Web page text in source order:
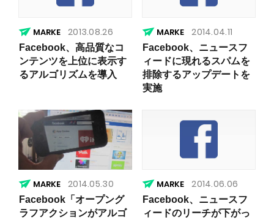
2013.08.26
Facebook、高品質なコ
ンテンツを上位に表示す
るアルゴリズムを導入
2014.04.11
Facebook、ニュースフ
ィードに現れるスパムを
排除するアップデートを
実施
2014.05.30
Facebook「オープング
ラフアクションがアルゴ
2014.06.06
Facebook、ニュースフ
ィードのリーチが下がっ